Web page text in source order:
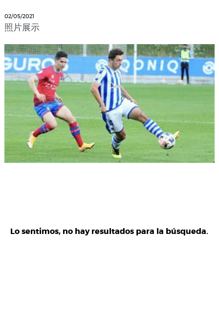
02/05/2021
照片展示
Lo sentimos, no hay resultados para la búsqueda.